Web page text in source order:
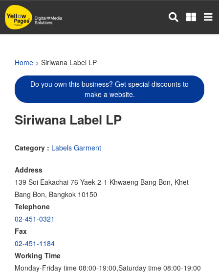
Skip
to
main
Home > Siriwana Label LP
Do you own this business? Get special discounts to
make a website.
Siriwana Label LP
Category : Labels Garment
Address
139 Soi Eakachai 76 Yaek 2-1 Khwaeng Bang Bon, Khet
Bang Bon, Bangkok 10150
Telephone
02-451-0321
Fax
02-451-1184
Working Time
Monday-Friday time 08:00-19:00,Saturday time 08:00-19:00